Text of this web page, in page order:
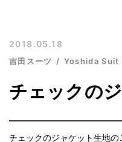
2018.05.18
吉田スーツ Yoshida Suit
チェックの
チェックのジャケット生地の